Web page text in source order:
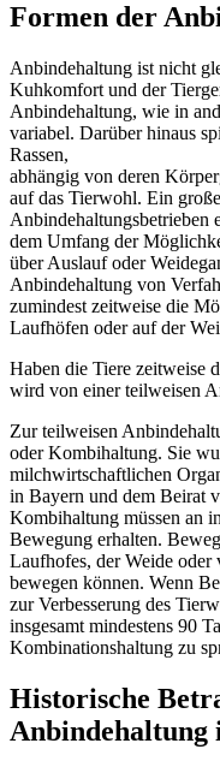
Formen der
Anbindehaltung ist nicht
Kuhkomfort und der
Anbindehaltung, wie in
variabel. Darüber hinaus
Rassen,
abhängig von deren
auf das Tierwohl. Ein
Anbindehaltungsbetrieben
dem Umfang der
über Auslauf oder
Anbindehaltung von
zumindest zeitweise die
Laufhöfen oder auf der
Haben die Tiere zeitweise
wird von einer teilweisen
Zur teilweisen
oder Kombihaltung. Sie
milchwirtschaftlichen
in Bayern und dem Beirat
Kombihaltung müssen an
Bewegung erhalten.
Laufhofes, der Weide oder
bewegen können. Wenn
zur Verbesserung des
insgesamt mindestens 90
Kombinationshaltung zu
Historische
Anbindehaltung